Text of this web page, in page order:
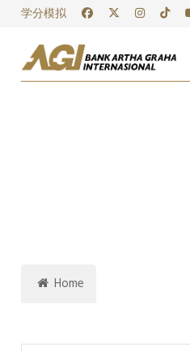
学分模拟
Home